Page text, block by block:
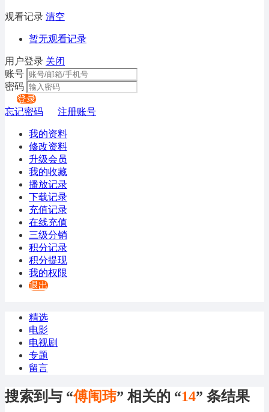
观看记录 清空
暂无观看记录
用户登录 关闭
账号
密码
登录
忘记密码
注册账号
我的资料
修改资料
升级会员
我的收藏
播放记录
下载记录
充值记录
在线充值
三级分销
积分记录
积分提现
我的权限
退出
精选
电影
电视剧
专题
留言
搜索到与 “傅闱玮” 相关的 “14” 条结果